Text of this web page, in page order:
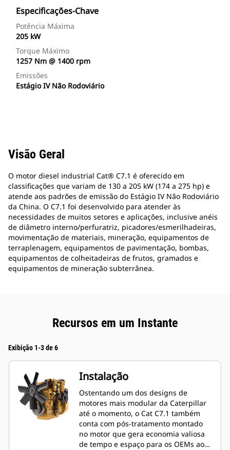
Especificações-Chave
Potência Máxima
205 kW
Torque Máximo
1257 Nm @ 1400 rpm
Emissões
Estágio IV Não Rodoviário
Visão Geral
O motor diesel industrial Cat® C7.1 é oferecido em
classificações que variam de 130 a 205 kW (174 a 275 hp) e
atende aos padrões de emissão do Estágio IV Não Rodoviário
da China. O C7.1 foi desenvolvido para atender às
necessidades de muitos setores e aplicações, inclusive anéis
de diâmetro interno/perfuratriz, picadores/esmerilhadeiras,
movimentação de materiais, mineração, equipamentos de
terraplenagem, equipamentos de pavimentação, bombas,
equipamentos de colheitadeiras de frutos, gramados e
equipamentos de mineração subterrânea.
Recursos em um Instante
Exibição 1-3 de 6
Instalação
Ostentando um dos designs de
motores mais modular da Caterpillar
até o momento, o Cat C7.1 também
conta com pós-tratamento montado
no motor que gera economia valiosa
de tempo e espaço para os OEMs ao